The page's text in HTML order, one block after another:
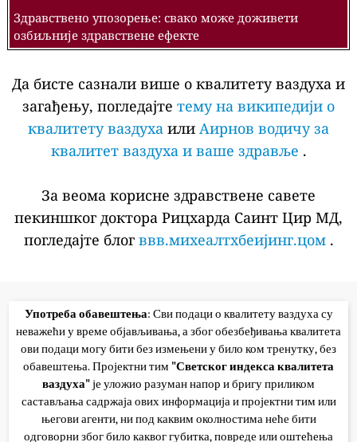
Здравствено упозорење: свако може доживети
озбиљније здравствене ефекте
Да бисте сазнали више о квалитету ваздуха и
загађењу, погледајте тему на википедији о
квалитету ваздуха или Аирнов водичу за
квалитет ваздуха и ваше здравље .
За веома корисне здравствене савете
пекиншког доктора Рицхарда Саинт Цир МД,
погледајте блог ввв.михеалтхбеијинг.цом.
Употреба обавештења: Сви подаци о квалитету ваздуха су
неважећи у време објављивања, а због обезбеђивања квалитета
ови подаци могу бити без измењени у било ком тренутку, без
обавештења. Пројектни тим "Светског индекса квалитета
ваздуха"је уложио разуман напор и бригу приликом
састављања садржаја ових информација и пројектни тим или
његови агенти, ни под каквим околностима неће бити
одговорни због било каквог губитка, повреде или оштећења